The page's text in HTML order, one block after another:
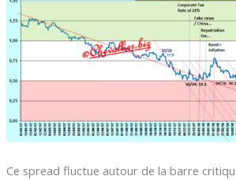
Ce spread fluctue autour de la barre